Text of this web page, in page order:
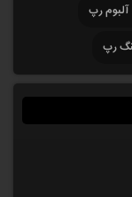
آلبوم رپ
رپ